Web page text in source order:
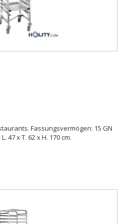
Fassungsvermögen: 15 GN
47 x T. 62 x H. 170 cm.